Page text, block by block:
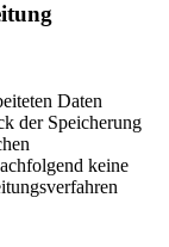
Daten
der Speicherung
keine